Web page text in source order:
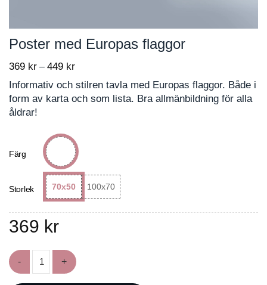
Poster med Europas flaggor
369 kr – 449 krPrice
range:
through
Informativ och stilren tavla med Europas flaggor. Både i
form av karta och som lista. Bra allmänbildning för alla
åldrar!
Färg
Storlek 70x50 100x70
369 kr